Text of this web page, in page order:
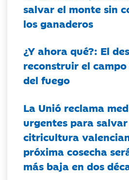
salvar el monte sin
los ganaderos
¿Y ahora qué?: El
reconstruir el
del fuego
La Unió reclama
urgentes para
citricultura
próxima cosecha
más baja en dos